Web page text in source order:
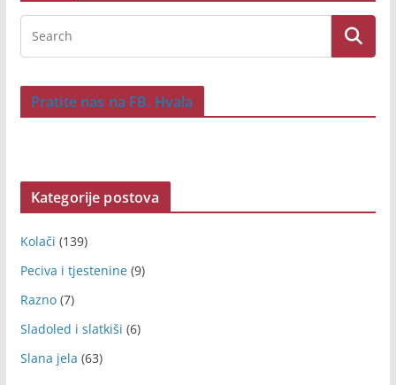
Pratite nas na FB. Hvala
Kategorije postova
Kolači (139)
Peciva i tjestenine(9)
Razno(7)
Sladoled i slatkiši (6)
Slana jela (63)